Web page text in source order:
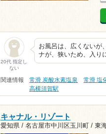
20代 指定し
ない
お風呂は、広くないが
ナが、狭いため、入り
関連情報 常滑 炭酸水素塩泉 常滑 塩
高横須賀駅
キャナル・リゾート
愛知県 / 名古屋市中川区玉川町 / 東